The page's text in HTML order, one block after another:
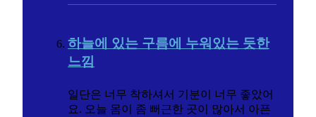
하늘에 있는 구름에 누워있는 듯한
느낌
일단은 너무 착하셔서 기분이 너무 좋았어
요. 오늘 몸이 좀 뻐근한 곳이 많아서 아픈